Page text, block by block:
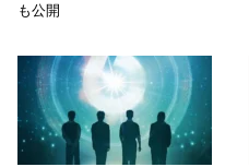
も公開